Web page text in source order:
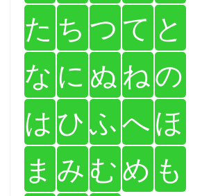
た ち つ て と
な に ぬ ねの
は ひふへほ
ま み むめ も